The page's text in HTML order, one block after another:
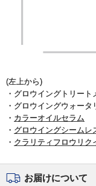
(左上から)
・グロウイングトリート
・グロウイングウォー
・ カラーオイルセラム
・ グロウイングシームレ
・ クラリティフロウリク
お届けについて